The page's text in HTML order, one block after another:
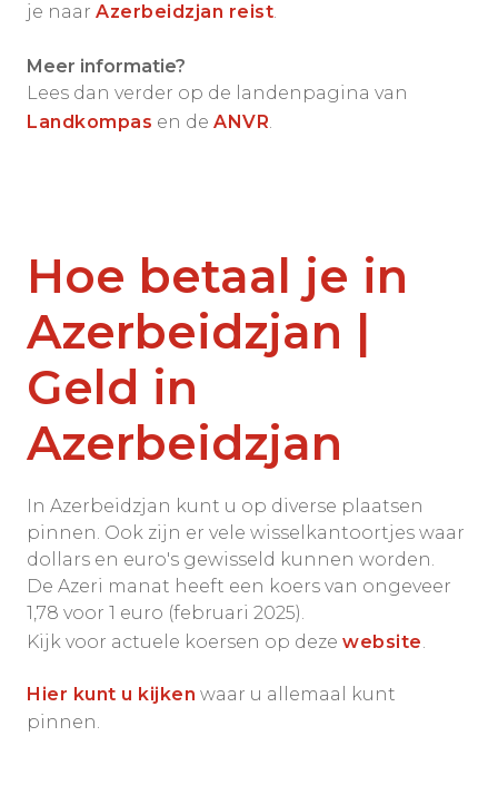
je naar Azerbeidzjan reist.
Meer informatie?
Lees dan verder op de landenpagina van
Landkompas en de ANVR.
Hoe betaal je in
Azerbeidzjan |
Geld in
Azerbeidzjan
In Azerbeidzjan kunt u op diverse plaatsen
pinnen. Ook zijn er vele wisselkantoortjes waar
dollars en euro's gewisseld kunnen worden.
De Azeri manat heeft een koers van ongeveer
1,78 voor 1 euro (februari 2025).
Kijk voor actuele koersen op deze website.
Hier kunt u kijken waar u allemaal kunt
pinnen.